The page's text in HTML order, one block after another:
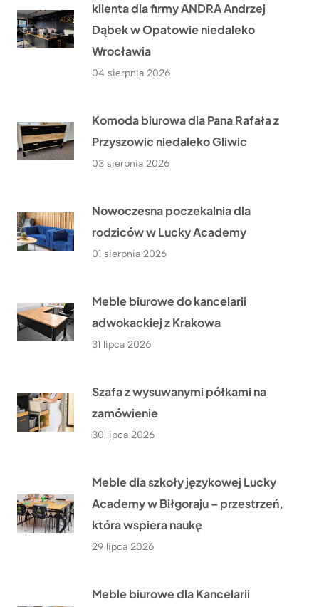
klienta dla firmy ANDRA Andrzej
Dąbek w Opatowie niedaleko
Wrocławia
04 sierpnia 2026
Komoda biurowa dla Pana Rafała z
Przyszowic niedaleko Gliwic
03 sierpnia 2026
Nowoczesna poczekalnia dla
rodziców w Lucky Academy
01 sierpnia 2026
Meble biurowe do kancelarii
adwokackiej z Krakowa
31 lipca 2026
Szafa z wysuwanymi półkami na
zamówienie
30 lipca 2026
Meble dla szkoły językowej Lucky
Academy w Biłgoraju – przestrzeń,
która wspiera naukę
29 lipca 2026
Meble biurowe dla Kancelarii